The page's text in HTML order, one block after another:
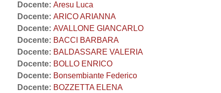
Docente: Aresu Luca
Docente: ARICO ARIANNA
Docente: AVALLONE GIANCARLO
Docente: BACCI BARBARA
Docente: BALDASSARE VALERIA
Docente: BOLLO ENRICO
Docente: Bonsembiante Federico
Docente: BOZZETTA ELENA